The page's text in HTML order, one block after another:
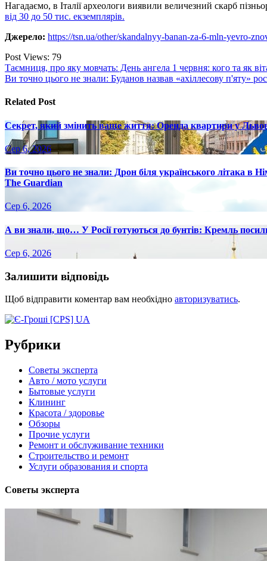
Нагадаємо, в Італії археологи виявили величезний скарб
від 30 до 50 тис. екземплярів.
Джерело: https://tsn.ua/other/skandalnyy-banan-za-6-mln-yevro-
Post Views: 79
Навігація
записів
Таємниця, про яку мовчать: День ангела 1 червня: кого та як
Ви точно цього не знали: Буданов назвав «ахіллесову п'яту»
Related Post
Секрет, який змінить ваше життя: Оренда квартири у
Сер 6, 2026
Ви точно цього не знали: Дрон біля українського літака в
The Guardian
Сер 6, 2026
А ви знали, що… У Росії готуються до бунтів: Кремль
Сер 6, 2026
Залишити відповідь
Щоб відправити коментар вам необхідно авторизуватись.
Рубрики
Советы эксперта
Авто / мото услуги
Бытовые услуги
Клининг
Красота / здоровье
Обзоры
Прочие услуги
Ремонт и обслуживание техники
Строительство и ремонт
Услуги образования и спорта
Советы эксперта